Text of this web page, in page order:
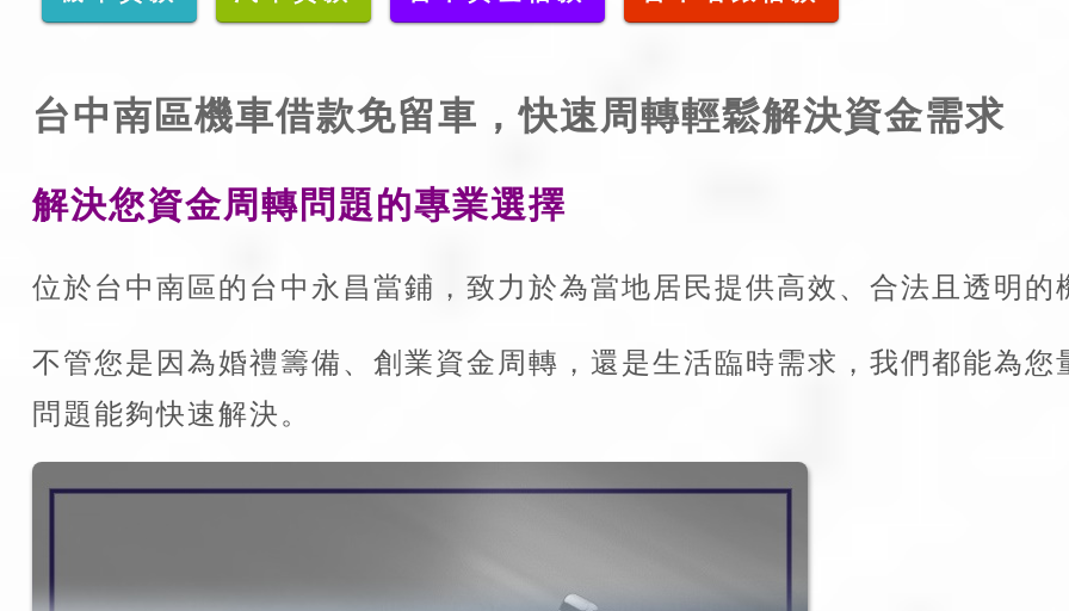
台中南區機車借款免留車，快速周轉輕鬆解決資金需求
解決您資金周轉問題的專業選擇
位於台中南區的台中永昌當鋪，致力於為當地居民提供高效、合法且透明
不管您是因為婚禮籌備、創業資金周轉，還是生活臨時需求，我們都能為
問題能夠快速解決。